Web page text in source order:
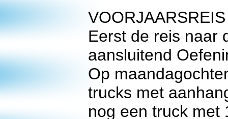
Eerst de reis naar
aansluitend
Op
trucks met
nog een truck met